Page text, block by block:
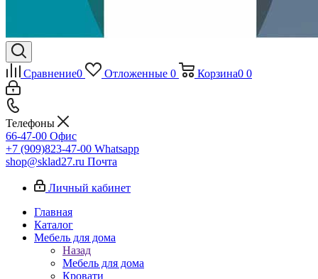
Сравнение0 Отложенные 0 Корзина0 0
Телефоны
66-47-00 Офис
+7 (909)823-47-00 Whatsapp
shop@sklad27.ru Почта
Личный кабинет
Главная
Каталог
Мебель для дома
Назад
Мебель для дома
Кровати